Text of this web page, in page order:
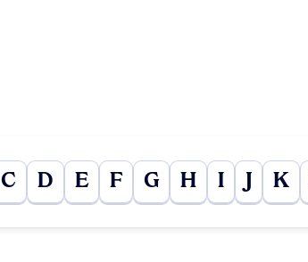
C D E F G H I J K